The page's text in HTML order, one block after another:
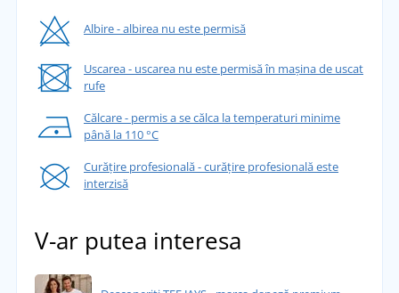
Albire - albirea nu este permisă
Uscarea - uscarea nu este permisă în mașina de uscat
rufe
Călcare - permis a se călca la temperaturi minime
până la 110 °C
Curățire profesională - curățire profesională este
interzisă
V-ar putea interesa